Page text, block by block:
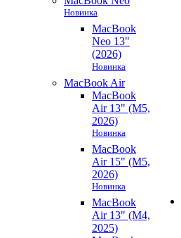
Новинка
MacBook
Neo 13"
(2026)
Новинка
MacBook Air
MacBook
Air 13" (M5,
2026)
Новинка
MacBook
Air 15" (M5,
2026)
Новинка
MacBook
Air 13" (M4,
2025)